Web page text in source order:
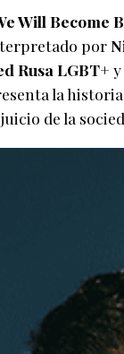
Will Become
por
Rusa LGBT+
la
de la